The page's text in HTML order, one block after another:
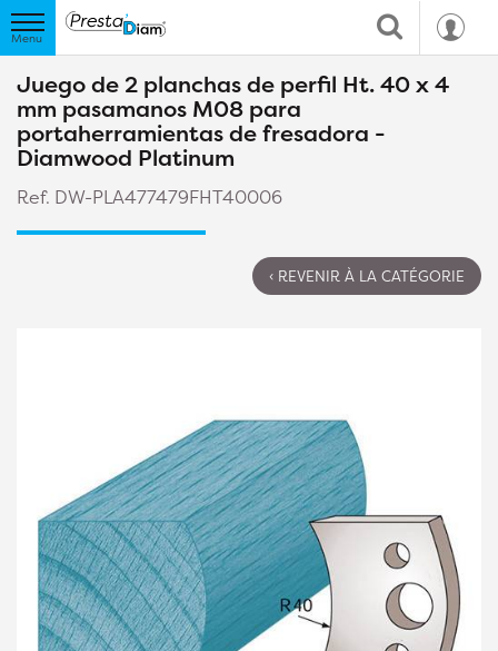
Juego de 2 planchas de perfil Ht. 40 x 4
mm pasamanos M08 para
portaherramientas de fresadora -
Diamwood Platinum
Ref. DW-PLA477479FHT40006
‹ REVENIR À LA CATÉGORIE